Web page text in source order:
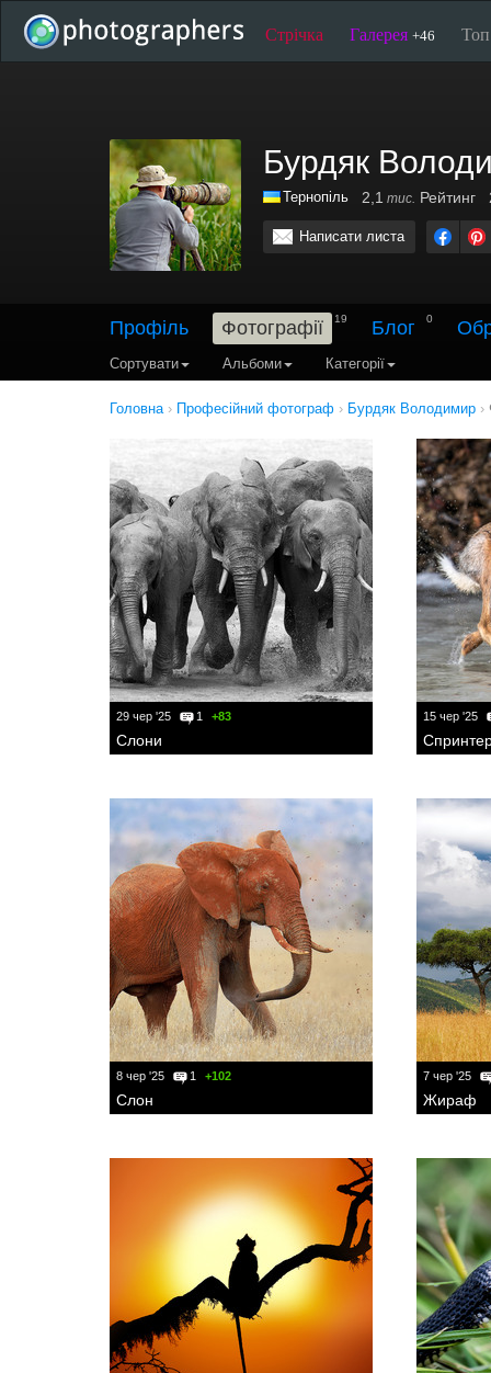
Стрічка Галерея +46
Бурдяк
Тернопіль 2,1 тис. Рейтинг
Написати листа
Профіль Фотографії 19 Блог 0
Сортувати Альбоми Категорії
Головна› Професійний фотограф › Бурдяк Володимир ›
29 чер '25 1 +83
Слони
15 чер '25
8 чер '25 1 +102
Слон
7 чер '25
Жираф